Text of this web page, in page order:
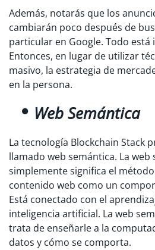
Además, notarás que los
cambiarán poco después de
particular en Google. Todo
Entonces, en lugar de utilizar
masivo, la estrategia de
en la persona.
Web Semántica
La tecnología Blockchain Stack
llamado web semántica. La web
simplemente significa el
contenido web como un
Está conectado con el
inteligencia artificial. La web
trata de enseñarle a la
datos y cómo se comporta.